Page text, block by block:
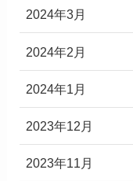
2024年3月
2024年2月
2024年1月
2023年12月
2023年11月